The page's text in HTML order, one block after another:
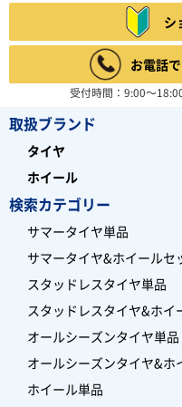
シ
お電話
受付時間：9:00～
取扱ブランド
タイヤ
ホイール
検索カテゴリー
サマータイヤ単品
サマータイヤ&ホイールセ
スタッドレスタイヤ単品
スタッドレスタイヤ&ホイ
オールシーズンタイヤ単品
オールシーズンタイヤ&ホ
ホイール単品